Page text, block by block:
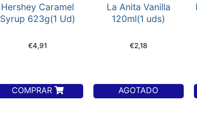
Hershey Caramel
Syrup 623g(1 Ud)
€4,91
COMPRAR
La Anita Vanilla
120ml(1 uds)
€2,18
AGOTADO